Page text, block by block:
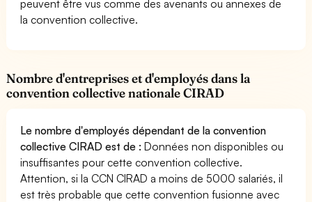
peuvent être vus comme des avenants ou annexes de
la convention collective.
Nombre d'entreprises et d'employés dans la
convention collective nationale CIRAD
Le nombre d'employés dépendant de la convention
collective CIRAD est de :Données non disponibles ou
insuffisantes pour cette convention collective.
Attention, si la CCN CIRAD a moins de 5000 salariés, il
est très probable que cette convention fusionne avec